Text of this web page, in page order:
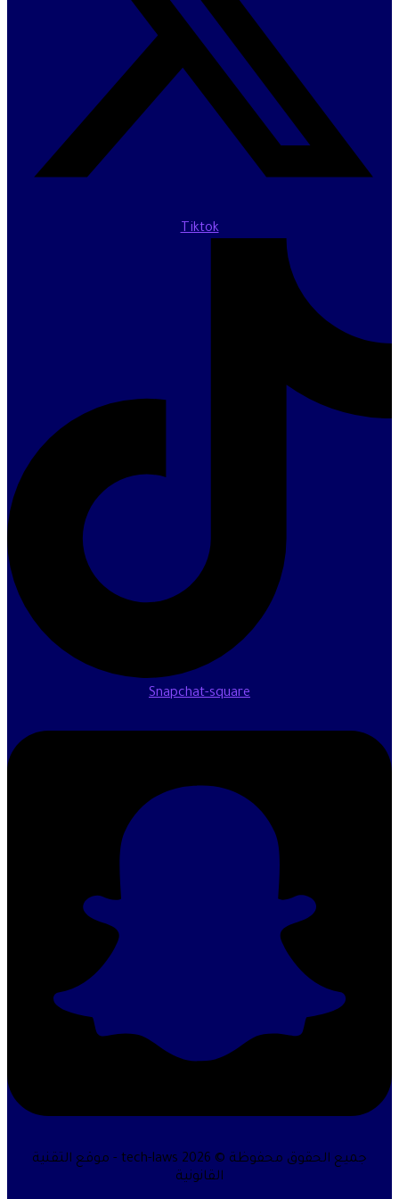
Snapchat-square
جميع الحقوق محفوظة © 2026 tech-laws - موقع التقنية